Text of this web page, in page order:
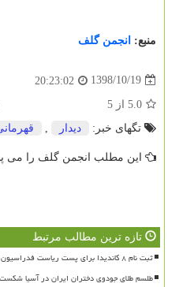
منبع: انجمن گلف
1398/10/19
20:23:02
5.0 از 5
تگهای خبر:
دیدار
این مطلب انجمن گلف را می
تازه ترین مطالب مرتبط
ثبت نام ۸ کاندیدا برای پست ریاست فدراسیون ژیمناستیک
طلسم طلای جودوی دختران ایران در آسیا شکست